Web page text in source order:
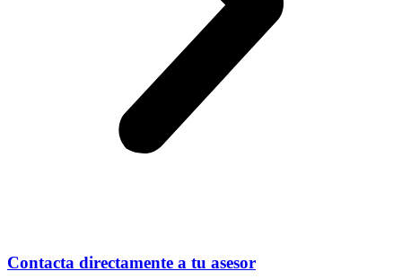
Contacta directamente a tu asesor